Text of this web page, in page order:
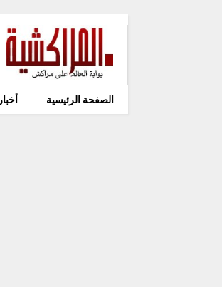
الصفحة الرئيسية أخبار